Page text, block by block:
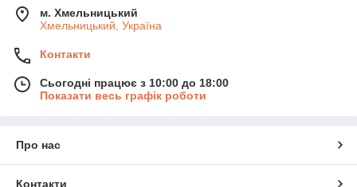
м. Хмельницький
Хмельницький, Україна
Контакти
Сьогодні працює з 10:00 до 18:00
Показати весь графік роботи
Про нас
Контакти